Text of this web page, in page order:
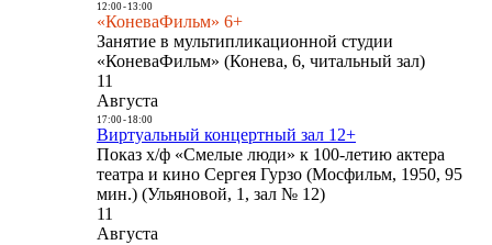
12:00- 13:00
«КоневаФильм» 6+
Занятие в мультипликационной студии
«КоневаФильм» (Конева, 6, читальный зал)
11
Августа
17:00- 18:00
Виртуальный концертный зал 12+
Показ х/ф «Смелые люди» к 100-летию актера
театра и кино Сергея Гурзо (Мосфильм, 1950, 95
мин.) (Ульяновой, 1, зал № 12)
11
Августа